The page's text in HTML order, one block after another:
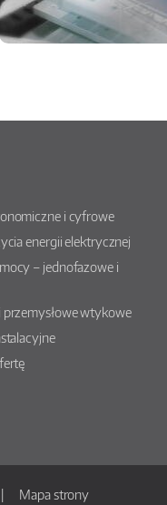
i cyfrowe
energii elektrycznej
– jednofazowe i
przemysłowe wtykowe
Mapa strony